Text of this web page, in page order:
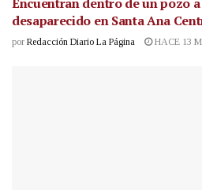
Encuentran dentro de un pozo
desaparecido en Santa Ana
por Redacción Diario La Página HACE 13